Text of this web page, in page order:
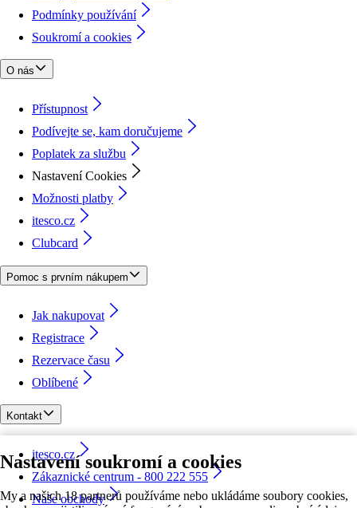
Nastavení soukromí a cookies
My a našich 18 partnerů používáme nebo ukládáme soubory cookies,
Podmínky používání
Soukromí a cookies
O nás
Přístupnost
Podívejte se, kam doručujeme
Poplatek za službu
Nastavení Cookies
Možnosti platby
itesco.cz
Clubcard
Pomoc s prvním nákupem
Jak nakupovat
Registrace
Rezervace času
Oblíbené
Kontakt
itesco.cz
Zákaznické centrum - 800 222 555
Naše obchody